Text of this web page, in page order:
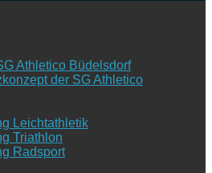
Athletico Büdelsdorf
der SG Athletico
Leichtathletik
Triathlon
Radsport